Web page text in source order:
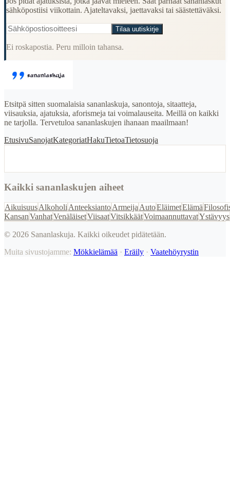
sähköpostiisi viikottain. Ajateltavaksi, jaettavaksi tai säästettäväksi.
Tilaa uutiskirje
Ei roskapostia. Peru milloin tahansa.
Etsitpä sitten suomalaisia sananlaskuja, sanontoja, sitaatteja,
viisauksia, ajatuksia, aforismeja tai voimalauseita. Meillä on kaikki
ne tarjolla. Tervetuloa sananlaskujen ihanaan maailmaan!
EtusivuSanojatKategoriatHakuTietoaTietosuoja
Kaikki sananlaskujen aiheet
AikuisuusAlkoholi AnteeksiantoArmeija AutoEläimetElämä
KansanVanhatVenäläisetViisaatVitsikkäätVoimaannuttavatYstävyys
© 2026 Sananlaskuja. Kaikki oikeudet pidätetään.
Muita sivustojamme: Mökkielämää · Eräily · Vaatehöyrystin